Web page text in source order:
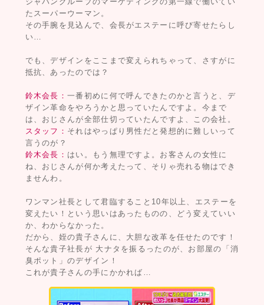
たスーパーウーマン。
その手腕を見込んで、会長がエステーに呼び寄せたらし
い…
でも、デザインをここまで変えられちゃって、さすがに
抵抗、あったのでは？
鈴木会長：一番初めに何で呼んできたのかと言うと、デ
ザイン革命をやろうかと思っていたんですよ。今まで
は、おじさんが全部仕切っていたんですよ、この会社。
スタッフ： それはやっぱり男性だと発想的に難しいって
言うのが？
鈴木会長： はい。もう無理ですよ。お客さんの女性に
ね、おじさんが何か考えたって、そりゃ売れる物はでき
ませんわ。
ワンマン社長として君臨すること10年以上、エステーを
変えたい！という思いはあったものの、どう変えていい
か、わからなかった。
だから、姪の貴子さんに、大胆な改革を任せたのです！
そんな貴子社長が 大ナタを振るったのが、お部屋の「消
臭ポット」のデザイン！
これが貴子さんの手にかかれば…